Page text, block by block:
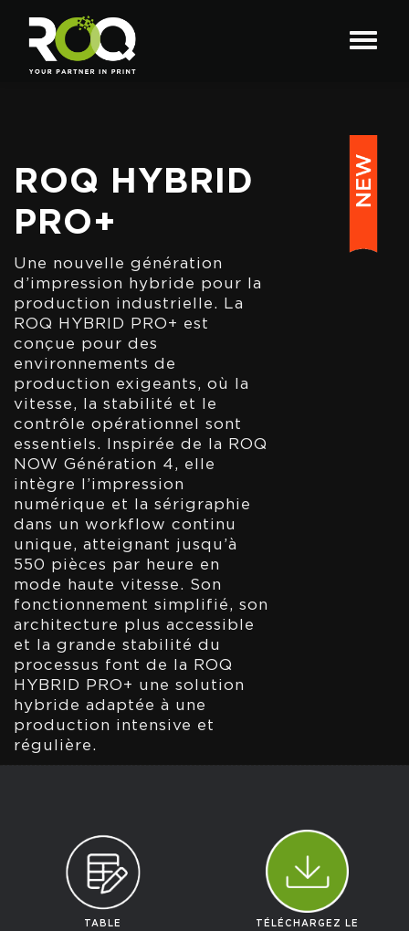
ROQ HYBRID
PRO+
Une nouvelle génération
d’impression hybride pour la
production industrielle. La
ROQ HYBRID PRO+ est
conçue pour des
environnements de
production exigeants, où la
vitesse, la stabilité et le
contrôle opérationnel sont
essentiels. Inspirée de la ROQ
NOW Génération 4, elle
intègre l’impression
numérique et la sérigraphie
dans un workflow continu
unique, atteignant jusqu’à
550 pièces par heure en
mode haute vitesse. Son
fonctionnement simplifié, son
architecture plus accessible
et la grande stabilité du
processus font de la ROQ
HYBRID PRO+ une solution
hybride adaptée à une
production intensive et
régulière.
TABLE
TÉLÉCHARGEZ LE